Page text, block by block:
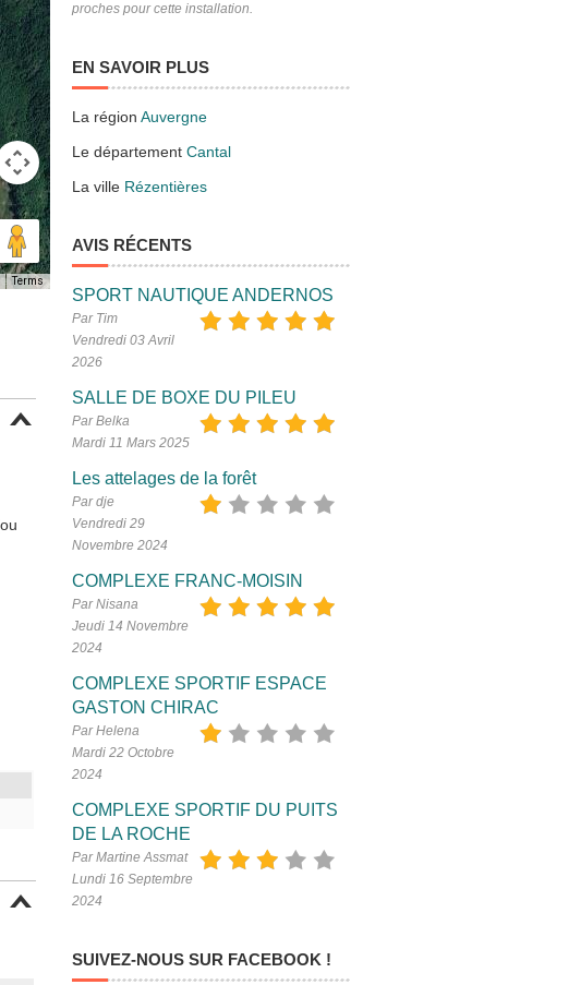
Terms
proches pour cette installation.
EN SAVOIR PLUS
La région Auvergne
Le département Cantal
La ville Rézentières
AVIS RÉCENTS
SPORT NAUTIQUE ANDERNOS
Par Tim
Vendredi 03 Avril
2026
SALLE DE BOXE DU PILEU
Par Belka
Mardi 11 Mars 2025
Les attelages de la forêt
Par dje
Vendredi 29
Novembre 2024
COMPLEXE FRANC-MOISIN
Par Nisana
Jeudi 14 Novembre
2024
COMPLEXE SPORTIF ESPACE
GASTON CHIRAC
Par Helena
Mardi 22 Octobre
2024
COMPLEXE SPORTIF DU PUITS
DE LA ROCHE
Par Martine Assmat
Lundi 16 Septembre
2024
SUIVEZ-NOUS SUR FACEBOOK !